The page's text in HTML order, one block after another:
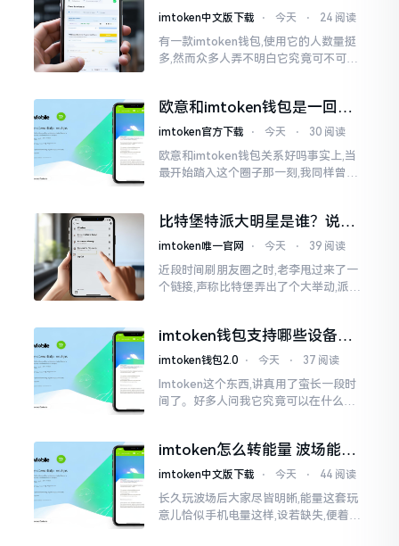
文说清楚
imtoken中文版下载 ⋅ 今天 ⋅ 24 阅读
有一款imtoken钱包,使用它的人数量挺
多,然而众多人弄不明白它究竟可不可以
存钱罐与菜市场那般
欧意和imtoken钱包是一回事
吗？搞清楚了再装钱包
imtoken官方下载 ⋅ 今天 ⋅ 30 阅读
欧意和imtoken钱包关系好吗事实上,当
最开始踏入这个圈子那一刻,我同样曾因
推移才逐渐明晰
比特堡特派大明星是谁？说实
话，我真没搞明白
imtoken唯一官网 ⋅ 今天 ⋅ 39 阅读
近段时间刷朋友圈之时,老李甩过来了一
个链接,声称比特堡弄出了个大举动,派遣
磅”、“首发”、“独家”
imtoken钱包支持哪些设备？
手机电脑都能用
imtoken钱包2.0 ⋅ 今天 ⋅ 37 阅读
Imtoken这个东西,讲真用了蛮长一段时
间了。好多人问我它究竟可以在什么设
给予支持
imtoken怎么转能量 波场能量
转换教程
imtoken中文版下载 ⋅ 今天 ⋅ 44 阅读
长久玩波场后大家尽皆明晰,能量这套玩
意儿恰似手机电量这样,设若缺失,便着实